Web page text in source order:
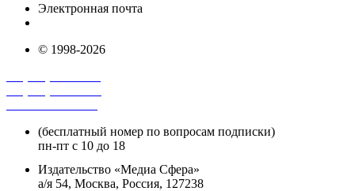
Электронная почта
© 1998-2026
(бесплатный номер по вопросам подписки)
пн-пт с 10 до 18
Издательство «Медиа Сфера»
а/я 54, Москва, Россия, 127238